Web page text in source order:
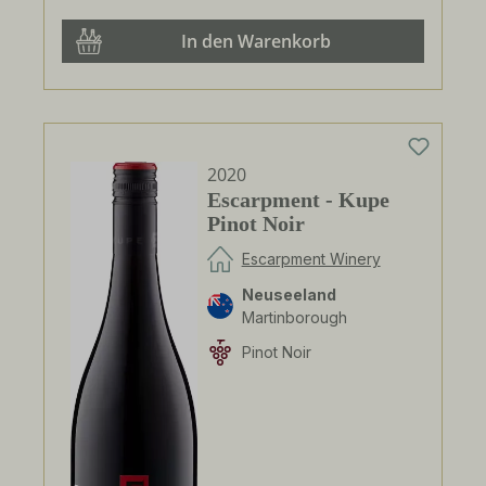
In den Warenkorb
2020
Escarpment - Kupe
Pinot Noir
Escarpment Winery
Neuseeland
Martinborough
Pinot Noir